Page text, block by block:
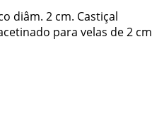
diâm. 2 cm. Castiçal
para velas de 2 cm